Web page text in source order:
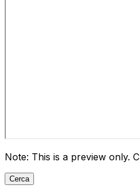
Note: This is a preview only.
Cerca